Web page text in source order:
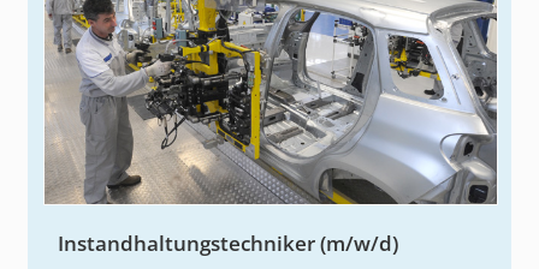
Instandhaltungstechniker (m/w/d)